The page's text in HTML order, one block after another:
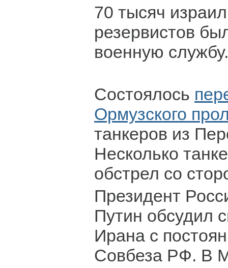
70 тысяч
резервистов
военную службу.
Состоялось
Ормузского
танкеров из
Несколько
обстрел со
Президент
Путин обсудил
Ирана с
Совбеза РФ. В